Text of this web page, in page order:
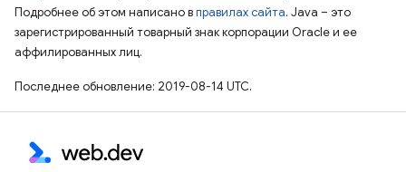
Подробнее об этом написано вправилах сайта. Java – это
зарегистрированный товарный знак корпорации Oracle и ее
аффилированных лиц.
Последнее обновление: 2019-08-14 UTC.